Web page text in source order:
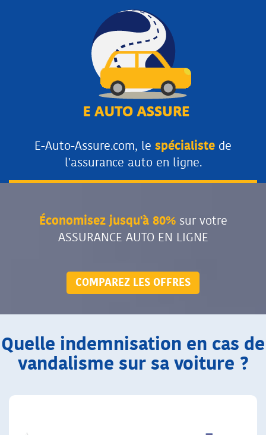
E-Auto-Assure.com, le spécialiste de
l'assurance auto en ligne.
Économisez jusqu'à 80% sur votre
ASSURANCE AUTO EN LIGNE
COMPAREZ LES OFFRES
Quelle indemnisation en cas de
vandalisme sur sa voiture ?